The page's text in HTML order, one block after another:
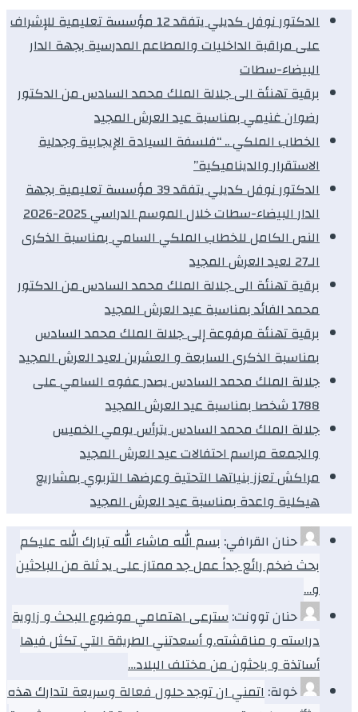
الدكتور نوفل كديلي يتفقد 12 مؤسسة تعليمية للإشراف
على مراقبة الداخليات والمطاعم المدرسية بجهة الدار
البيضاء-سطات
برقية تهنئة الى جلالة الملك محمد السادس من الدكتور
رضوان غنيمي بمناسبة عيد العرش المجيد
الخطاب الملكي .. “فلسفة السيادة الإيجابية وجدلية
الاستقرار والديناميكية”
الدكتور نوفل كديلي يتفقد 39 مؤسسة تعليمية بجهة
الدار البيضاء-سطات خلال الموسم الدراسي 2025-2026
النص الكامل للخطاب الملكي السامي بمناسبة الذكرى
الـ27 لعيد العرش المجيد
برقية تهنئة الى جلالة الملك محمد السادس من الدكتور
محمد الفائد بمناسبة عيد العرش المجيد
برقية تهنئة مرفوعة إلى جلالة الملك محمد السادس
بمناسبة الذكرى السابعة و العشرين لعيد العرش المجيد
جلالة الملك محمد السادس يصدر عفوه السامي على
1788 شخصا بمناسبة عيد العرش المجيد
جلالة الملك محمد السادس يترأس يومي الخميس
والجمعة مراسم احتفالات عيد العرش المجيد
مراكش تعزز بنياتها التحتية وعرضها التربوي بمشاريع
هيكلية واعدة بمناسبة عيد العرش المجيد
حنان القرافي: بسم الله ماشاء الله تبارك الله عليكم
بحث ضخم رائع جداً عمل جد ممتاز على يد ثلة من الباحثين
و…
حنان توونت:سترعى اهتمامي موضوع البحث و زاوية
دراسته و مناقشته.و أسعدتني الطريقة التي تكثل فيها
أساتذة و باحثون من مختلف البلاد…
خولة:اتمني ان توجد حلول فعالة وسريعة لتدارك هذه